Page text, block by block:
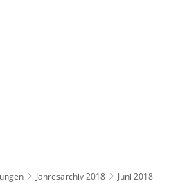
Jahresarchiv 2018
Juni 2018